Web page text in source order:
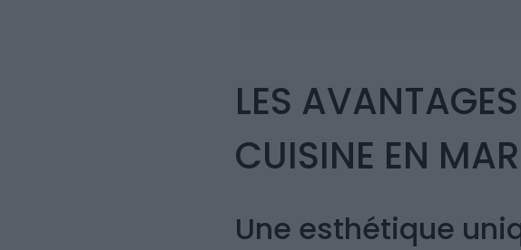
LES
CUISINE EN
Une esthétique